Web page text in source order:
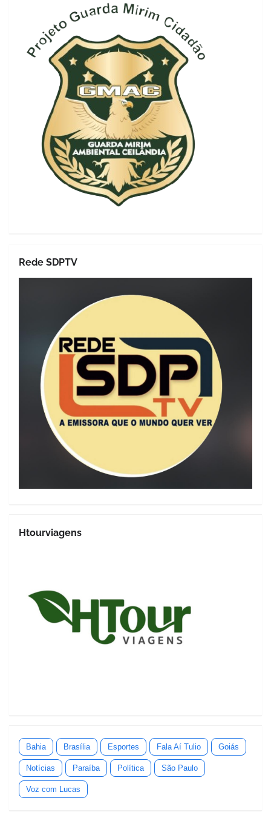
Rede SDPTV
Htourviagens
Bahia Brasília Esportes Fala Aí Tulio Goiás
Notícias Paraíba Política São Paulo
Voz com Lucas